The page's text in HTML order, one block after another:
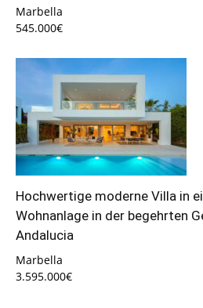
Marbella
545.000€
Hochwertige moderne Villa in
Wohnanlage in der begehrten
Andalucia
Marbella
3.595.000€